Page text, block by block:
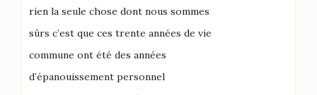
rien la seule chose dont nous sommes
sûrs c’est que ces trente années de vie
commune ont été des années
d’épanouissement personnel